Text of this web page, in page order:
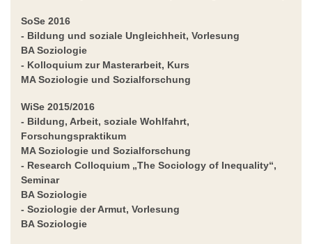
SoSe 2016
- Bildung und soziale Ungleichheit, Vorlesung
BA Soziologie
- Kolloquium zur Masterarbeit, Kurs
MA Soziologie und Sozialforschung
WiSe 2015/2016
- Bildung, Arbeit, soziale Wohlfahrt,
Forschungspraktikum
MA Soziologie und Sozialforschung
- Research Colloquium „The Sociology of Inequality“,
Seminar
BA Soziologie
- Soziologie der Armut, Vorlesung
BA Soziologie